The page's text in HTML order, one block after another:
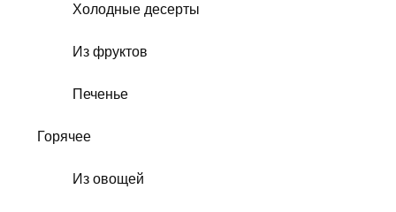
Холодные десерты
Из фруктов
Печенье
Горячее
Из овощей